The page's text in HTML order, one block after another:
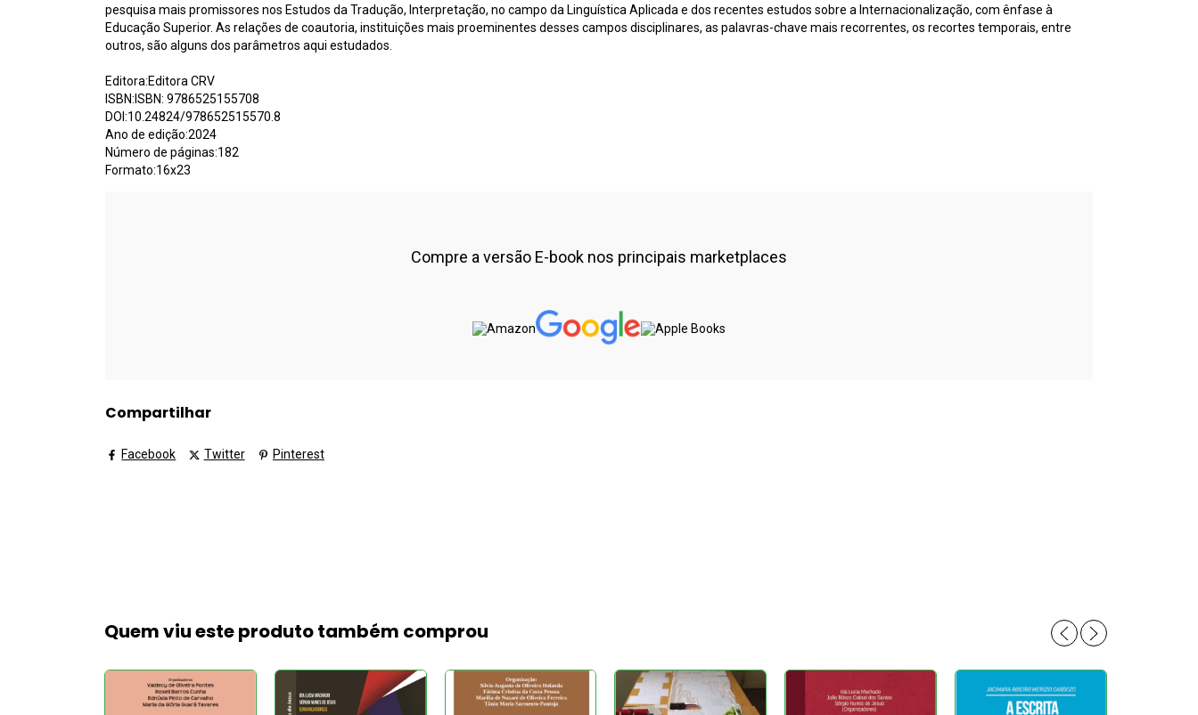
pesquisa mais promissores nos Estudos da Tradução, Interpretação, no campo da Linguística Aplicada e dos recentes estudos sobre a Internacionalização, com ênfase à
Educação Superior. As relações de coautoria, instituições mais proeminentes desses campos disciplinares, as palavras-chave mais recorrentes, os recortes temporais, entre
outros, são alguns dos parâmetros aqui estudados.
Editora:Editora CRV
ISBN:ISBN: 9786525155708
DOI:10.24824/978652515570.8
Ano de edição:2024
Número de páginas:182
Formato:16x23
Compre a versão E-book nos principais marketplaces
Compartilhar
Facebook Twitter Pinterest
Quem viu este produto também comprou